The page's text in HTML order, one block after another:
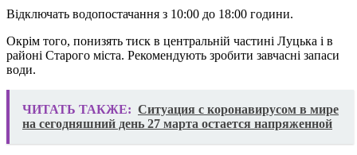
Відключать водопостачання з 10:00 до 18:00 години.
Окрім того, понизять тиск в центральній частині Луцька і в
районі Старого міста. Рекомендують зробити завчасні запаси
води.
ЧИТАТЬ ТАКЖЕ: Ситуация с коронавирусом в мире
на сегодняшний день 27 марта остается напряженной